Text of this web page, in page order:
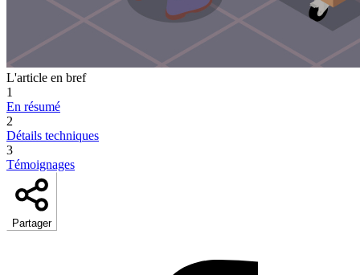
L'article en bref
1
En résumé
2
Détails techniques
3
Témoignages
Partager